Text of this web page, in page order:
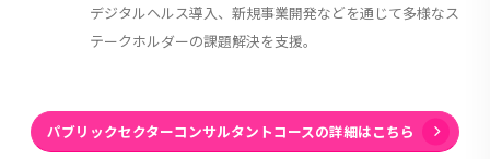
デジタルヘルス導入、新規事業開発などを通じて多様なス
テークホルダーの課題解決を支援。
パブリックセクターコンサルタントコースの詳細はこちら